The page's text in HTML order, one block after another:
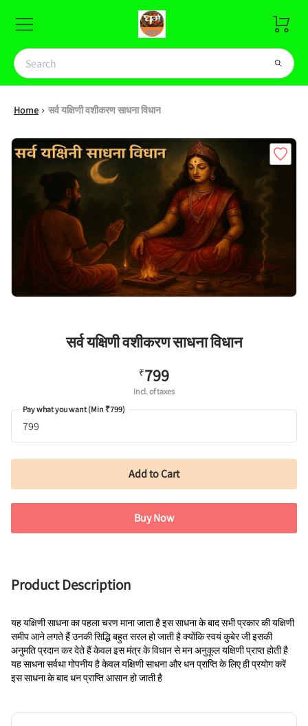
Home सर्व यक्षिणी वशीकरण साधना विधान
सर्व यक्षिणी वशीकरण साधना विधान
₹799
Incl. of taxes
Pay what you want (Min ₹799)
Add to Cart
Buy Now
Product Description
यह यक्षिणी साधना का पहला चरण माना जाता है इस साधना के बाद सभी प्रकार की यक्षिणी
समीप आने लगते हैं उनकी सिद्धि बहुत सरल हो जाती है क्योंकि स्वयं कुबेर जी इसकी
अनुमति प्रदान कर देते हैं केवल इस मंत्र के विधान से मन अनुकूल यक्षिणी प्राप्त होती है
यह साधना सर्वथा गोपनीय है केवल यक्षिणी साधना और धन प्राप्ति के लिए ही प्रयोग करें
इस साधना के बाद धन प्राप्ति आसान हो जाती है